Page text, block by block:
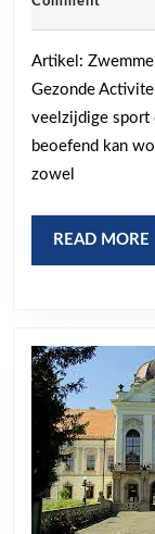
Artikel:
Gezonde
veelzijdige sport
beoefend kan
zowel
READ MORE